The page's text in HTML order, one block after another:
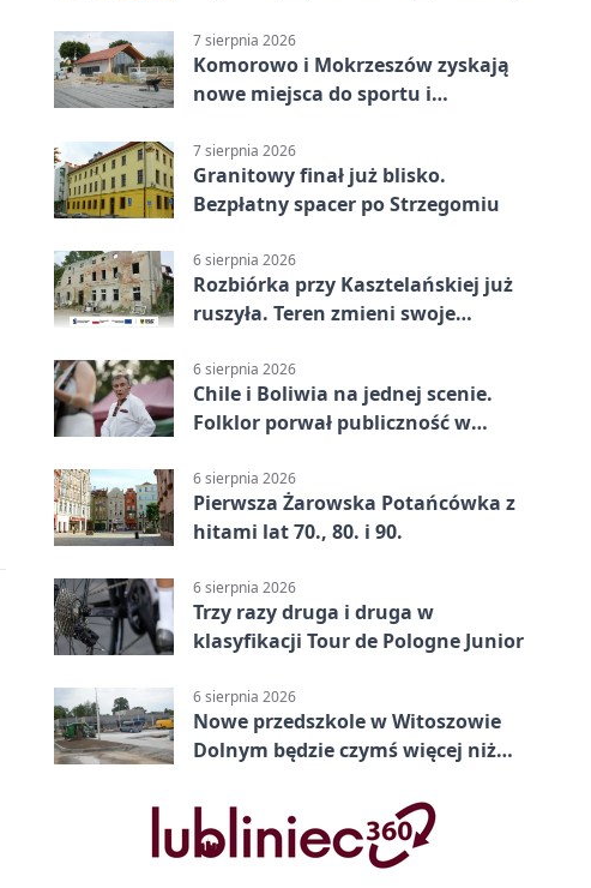
7 sierpnia 2026
Komorowo i Mokrzeszów zyskają
nowe miejsca do sportu i
7 sierpnia 2026
Granitowy finał już blisko.
Bezpłatny spacer po Strzegomiu
6 sierpnia 2026
Rozbiórka przy Kasztelańskiej już
ruszyła. Teren zmieni swoje
6 sierpnia 2026
Chile i Boliwia na jednej scenie.
Folklor porwał publiczność w
6 sierpnia 2026
Pierwsza Żarowska Potańcówka z
hitami lat 70., 80. i 90.
6 sierpnia 2026
Trzy razy druga i druga w
klasyfikacji Tour de Pologne Junior
6 sierpnia 2026
Nowe przedszkole w Witoszowie
Dolnym będzie czymś więcej niż